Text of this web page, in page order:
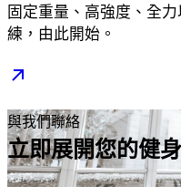
固定重量、高強度、全
練，由此開始。
與我們聯絡
立即展開您的健